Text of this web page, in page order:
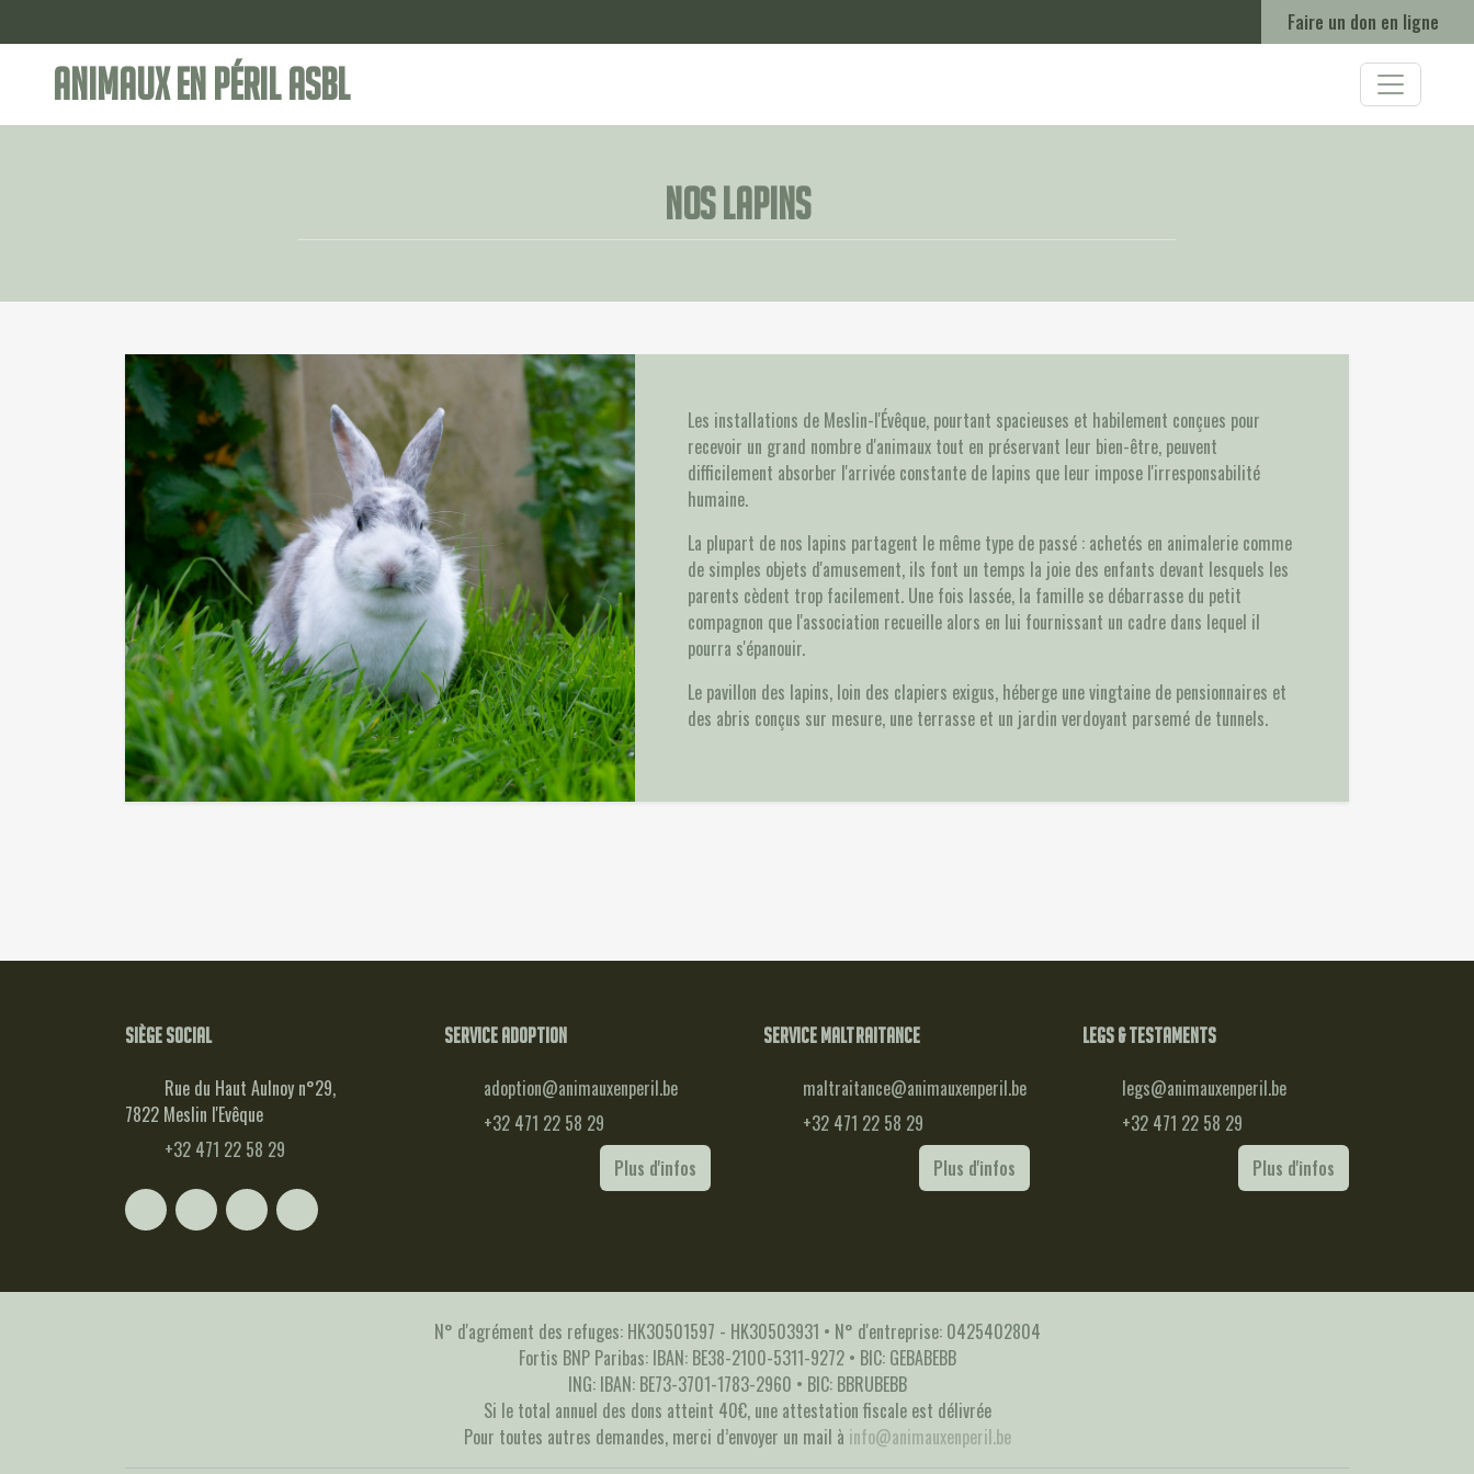
Faire un don en ligne
Animaux en Péril ASBL
Nos lapins
Les installations de Meslin-l'Évêque, pourtant spacieuses et habilement conçues pour
recevoir un grand nombre d'animaux tout en préservant leur bien-être, peuvent
difficilement absorber l'arrivée constante de lapins que leur impose l'irresponsabilité
humaine.
La plupart de nos lapins partagent le même type de passé : achetés en animalerie comme
de simples objets d'amusement, ils font un temps la joie des enfants devant lesquels les
parents cèdent trop facilement. Une fois lassée, la famille se débarrasse du petit
compagnon que l'association recueille alors en lui fournissant un cadre dans lequel il
pourra s'épanouir.
Le pavillon des lapins, loin des clapiers exigus, héberge une vingtaine de pensionnaires et
des abris conçus sur mesure, une terrasse et un jardin verdoyant parsemé de tunnels.
🐾 🐾 🐾 🐾 🐾
🐾 🐾 🐾 🐾 🐾
🐾
Pudding
Siège social
Rue du Haut Aulnoy n°29,
7822 Meslin l'Evêque
+32 471 22 58 29
Service adoption
adoption@animauxenperil.be
+32 471 22 58 29
Plus d'infos
Service maltraitance
maltraitance@animauxenperil.be
+32 471 22 58 29
Plus d'infos
Legs & testaments
legs@animauxenperil.be
+32 471 22 58 29
Plus d'infos
N° d'agrément des refuges: HK30501597 - HK30503931 • N° d'entreprise: 0425402804
Fortis BNP Paribas: IBAN: BE38-2100-5311-9272 • BIC: GEBABEBB
ING: IBAN: BE73-3701-1783-2960 • BIC: BBRUBEBB
Si le total annuel des dons atteint 40€, une attestation fiscale est délivrée
Pour toutes autres demandes, merci d’envoyer un mail à info@animauxenperil.be